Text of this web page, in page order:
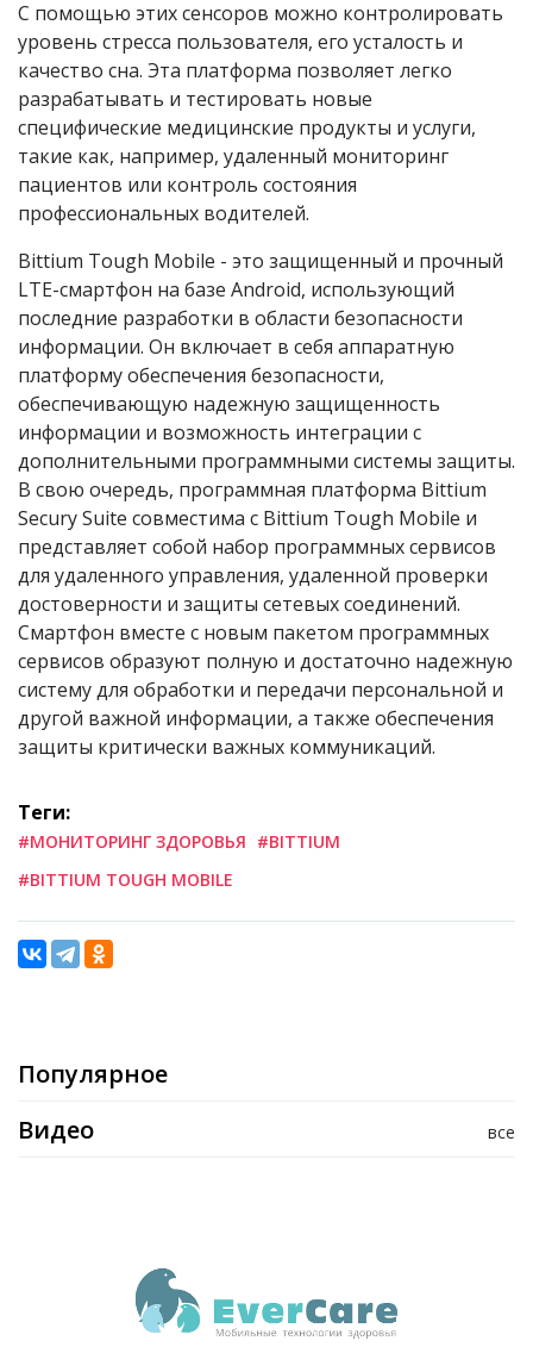
С помощью этих сенсоров можно контролировать
уровень стресса пользователя, его усталость и
качество сна. Эта платформа позволяет легко
разрабатывать и тестировать новые
специфические медицинские продукты и услуги,
такие как, например, удаленный мониторинг
пациентов или контроль состояния
профессиональных водителей.
Bittium Tough Mobile - это защищенный и прочный
LTE-смартфон на базе Android, использующий
последние разработки в области безопасности
информации. Он включает в себя аппаратную
платформу обеспечения безопасности,
обеспечивающую надежную защищенность
информации и возможность интеграции с
дополнительными программными системы защиты.
В свою очередь, программная платформа Bittium
Securу Suite совместима с Bittium Tough Mobile и
представляет собой набор программных сервисов
для удаленного управления, удаленной проверки
достоверности и защиты сетевых соединений.
Смартфон вместе с новым пакетом программных
сервисов образуют полную и достаточно надежную
систему для обработки и передачи персональной и
другой важной информации, а также обеспечения
защиты критически важных коммуникаций.
Теги:
#МОНИТОРИНГ ЗДОРОВЬЯ #BITTIUM
#BITTIUM TOUGH MOBILE
Популярное
все
Видео